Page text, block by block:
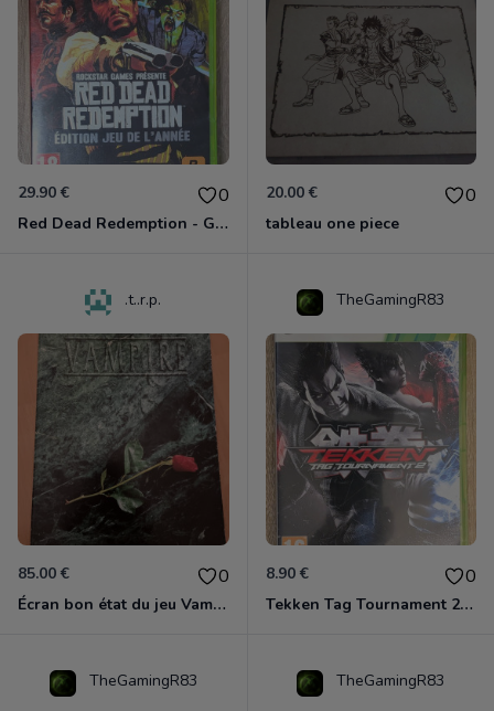
29.90 € 0
Red Dead Redemption - Game Of The Year Xbox 360
20.00 € 0
tableau one piece
.t..r.p.
85.00 € 0
Écran bon état du jeu Vampire et livre de règles « la mascarade » état d’usage
TheGamingR83
8.90 € 0
Tekken Tag Tournament 2 Xbox 360
TheGamingR83 TheGamingR83